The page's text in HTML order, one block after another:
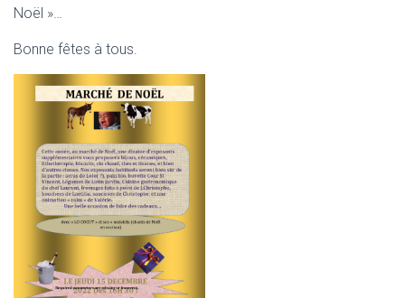
Noël »…
Bonne fêtes à tous.